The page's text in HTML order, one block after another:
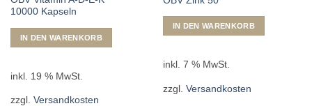
10000 Kapseln
IN DEN WARENKORB
inkl. 19 % MwSt.
zzgl. Versandkosten
IN DEN WARENKORB
inkl. 7 % MwSt.
zzgl. Versandkosten